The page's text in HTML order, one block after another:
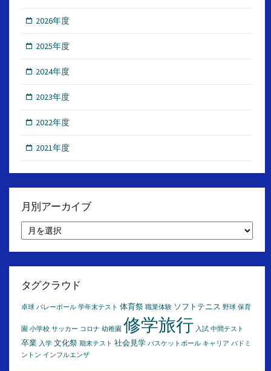
2026年度
2025年度
2024年度
2023年度
2022年度
2021年度
月別アーカイブ
別
ア
イ
タグクラウド
卓球 バレーボール 学年末テスト 体育祭 職業体験 ソフトテニス 野球 保育
園 小学校 サッカー コロナ 幼稚園 修学旅行 入試 中間テスト
卒業 入学 文化祭 期末テスト 社会見学 バスケットボール キャリア バドミ
ントン インフルエンザ